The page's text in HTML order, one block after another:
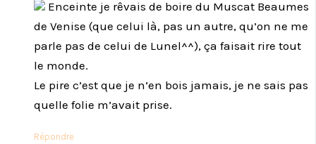
Enceinte je rêvais de boire du Muscat Beaumes
de Venise (que celui là, pas un autre, qu’on ne me
parle pas de celui de Lunel^^), ça faisait rire tout
le monde.
Le pire c’est que je n’en bois jamais, je ne sais pas
quelle folie m’avait prise.
Répondre